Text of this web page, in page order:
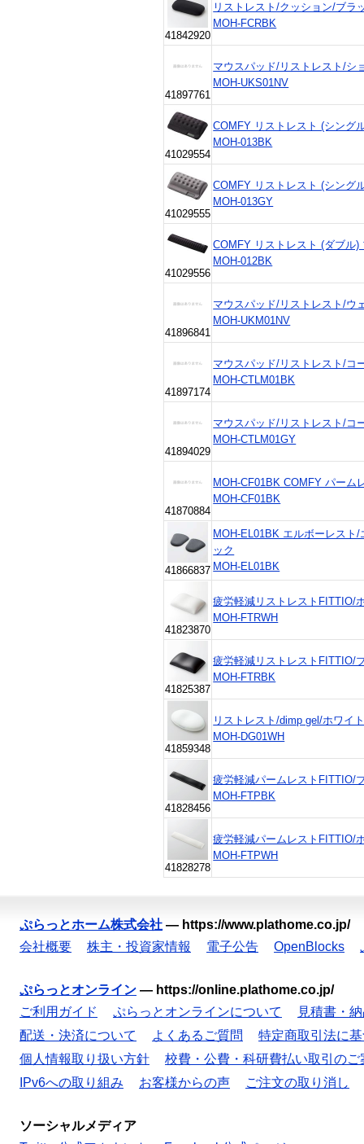
41842920
リストレスト/クッション/ブラ
MOH-FCRBK
41897761
マウスパッド/リストレスト/シ
MOH-UKS01NV
41029554
COMFY リストレスト (シング
MOH-013BK
41029555
COMFY リストレスト (シング
MOH-013GY
41029556
COMFY リストレスト (ダブル)
MOH-012BK
41896841
マウスパッド/リストレスト/ウ
MOH-UKM01NV
41897174
マウスパッド/リストレスト/コ
MOH-CTLM01BK
41894029
マウスパッド/リストレスト/コ
MOH-CTLM01GY
41870884
MOH-CF01BK COMFY パーム
MOH-CF01BK
41866837
MOH-EL01BK エルボーレスト
ック
MOH-EL01BK
41823870
疲労軽減リストレストFITTIO/
MOH-FTRWH
41825387
疲労軽減リストレストFITTIO/
MOH-FTRBK
41859348
リストレスト/dimp gel/ホワイ
MOH-DG01WH
41828456
疲労軽減パームレストFITTIO/
MOH-FTPBK
41828278
疲労軽減パームレストFITTIO/
MOH-FTPWH
ぷらっとホーム株式会社 — https://www.plathome.co.jp/
会社概要
株主・投資家情報 電子公告 OpenBlocks
ぷらっとオンライン — https://online.plathome.co.jp/
ご利用ガイド
ぷらっとオンラインについて
見積書・
配送・決済について
よくあるご質問
特定商取引法に
個人情報取り扱い方針
校費・公費・科研費払い取引のご
IPv6への取り組み
お客様からの声 ご注文の取り消し
ソーシャルメディア